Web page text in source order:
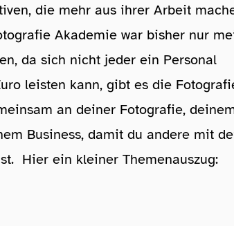
die mehr aus ihrer Arbeit
Akademie war bisher nur
da sich nicht jeder ein Personal
leisten kann, gibt es die
an deiner Fotografie,
Business, damit du andere mit
Hier ein kleiner Themenauszug: